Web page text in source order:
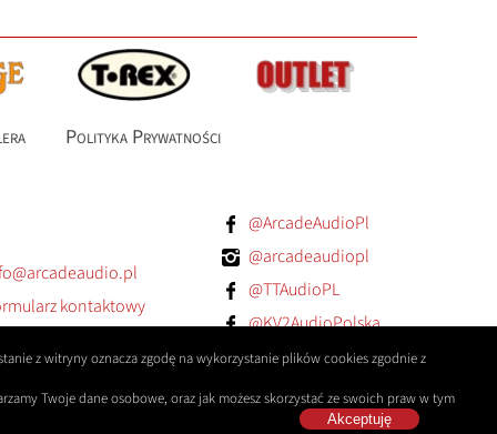
Polityka Prywatności
kontaktowy
@ArcadeAudioPl
@arcadeaudiopl
@TTAudioPL
@KV2AudioPolska
@orangeampspoland
z witryny oznacza zgodę na wykorzystanie plików cookies zgodnie z
Twoje dane osobowe, oraz jak możesz skorzystać ze swoich praw w tym
Akceptuję